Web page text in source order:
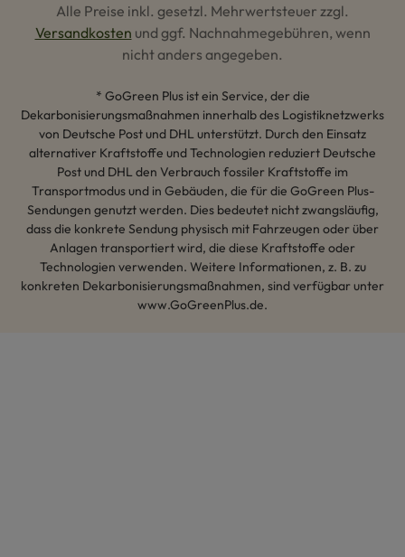
Alle Preise inkl. gesetzl. Mehrwertsteuer zzgl.
Versandkosten und ggf. Nachnahmegebühren, wenn
nicht anders angegeben.
* GoGreen Plus ist ein Service, der die
Dekarbonisierungsmaßnahmen innerhalb des Logistiknetzwerks
von Deutsche Post und DHL unterstützt. Durch den Einsatz
alternativer Kraftstoffe und Technologien reduziert Deutsche
Post und DHL den Verbrauch fossiler Kraftstoffe im
Transportmodus und in Gebäuden, die für die GoGreen Plus-
Sendungen genutzt werden. Dies bedeutet nicht zwangsläufig,
dass die konkrete Sendung physisch mit Fahrzeugen oder über
Anlagen transportiert wird, die diese Kraftstoffe oder
Technologien verwenden. Weitere Informationen, z. B. zu
konkreten Dekarbonisierungsmaßnahmen, sind verfügbar unter
www.GoGreenPlus.de.